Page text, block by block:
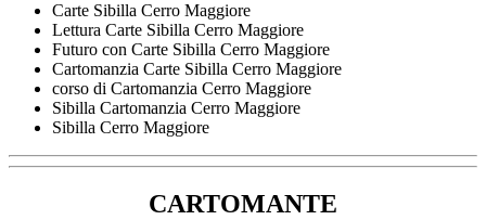
Carte Sibilla Cerro Maggiore
Lettura Carte Sibilla Cerro Maggiore
Futuro con Carte Sibilla Cerro Maggiore
Cartomanzia Carte Sibilla Cerro Maggiore
corso di Cartomanzia Cerro Maggiore
Sibilla Cartomanzia Cerro Maggiore
Sibilla Cerro Maggiore
CARTOMANTE